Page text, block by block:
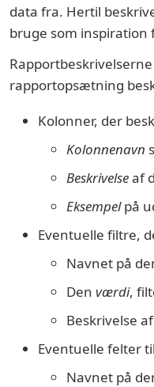
data fra. Hertil
bruge som
rapportopsætning
Kolonner, der
Kolonnenavn
Beskrivelseaf
Eksempelpå
Eventuelle filtre,
Navnet på
Den værdi,
Beskrivelse
Eventuelle felter
Navnet på